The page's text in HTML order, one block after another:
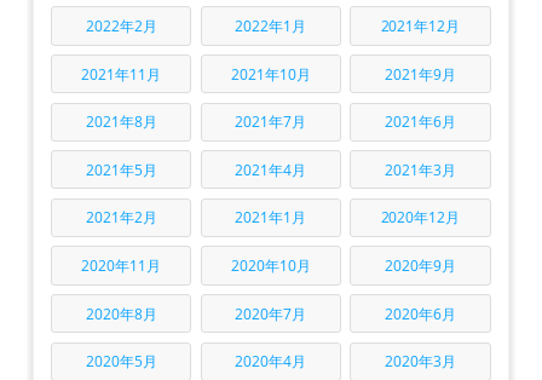
2022年2月 2022年1月 2021年12月
2021年11月 2021年10月 2021年9月
2021年8月 2021年7月 2021年6月
2021年5月 2021年4月 2021年3月
2021年2月 2021年1月 2020年12月
2020年11月 2020年10月 2020年9月
2020年8月 2020年7月 2020年6月
2020年5月 2020年4月 2020年3月